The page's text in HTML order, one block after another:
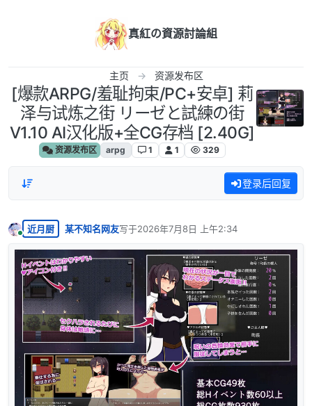
真紅の資源討論組
主页 资源发布区
[爆款ARPG/羞耻拘束/PC+安卓] 莉
泽与试炼之街 リーゼと試練の街
V1.10 AI汉化版+全CG存档 [2.40G]
资源发布区 arpg 1 1 329
登录后回复
在线
近月厨 某不知名网友写于2026年7月8日 上午2:34
最后由 编辑